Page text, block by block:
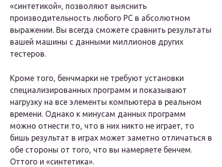
«синтетикой», позволяют выяснить
производительность любого РС в абсолютном
выражении. Вы всегда сможете сравнить результаты
вашей машины с данными миллионов других
тестеров.
Кроме того, бенчмарки не требуют установки
специализированных программ и показывают
нагрузку на все элементы компьютера в реальном
времени. Однако к минусам данных программ
можно отнести то, что в них никто не играет, то
бишь результат в играх может заметно отличаться в
обе стороны от того, что вы намеряете бенчем.
Оттого и «синтетика».